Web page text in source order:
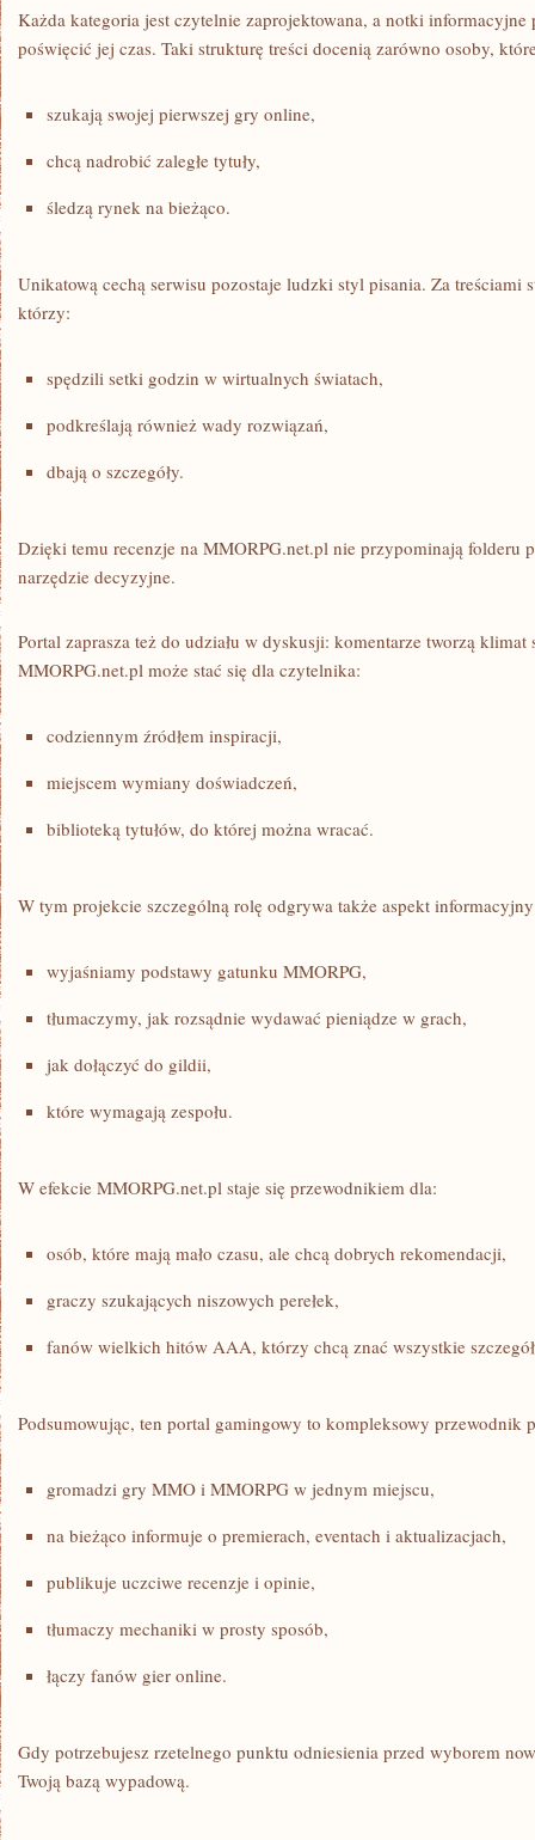
Każda kategoria jest czytelnie zaprojektowana, a notki
poświęcić jej czas. Taki strukturę treści docenią zarówno osoby,
szukają swojej pierwszej gry online,
chcą nadrobić zaległe tytuły,
śledzą rynek na bieżąco.
Unikatową cechą serwisu pozostaje ludzki styl pisania. Za treściami
którzy:
spędzili setki godzin w wirtualnych światach,
podkreślają również wady rozwiązań,
dbają o szczegóły.
Dzięki temu recenzje na MMORPG.net.pl nie przypominają folderu
narzędzie decyzyjne.
Portal zaprasza też do udziału w dyskusji: komentarze tworzą klimat
MMORPG.net.pl może stać się dla czytelnika:
codziennym źródłem inspiracji,
miejscem wymiany doświadczeń,
biblioteką tytułów, do której można wracać.
W tym projekcie szczególną rolę odgrywa także aspekt
wyjaśniamy podstawy gatunku MMORPG,
tłumaczymy, jak rozsądnie wydawać pieniądze w grach,
jak dołączyć do gildii,
które wymagają zespołu.
W efekcie MMORPG.net.pl staje się przewodnikiem dla:
osób, które mają mało czasu, ale chcą dobrych rekomendacji,
graczy szukających niszowych perełek,
fanów wielkich hitów AAA, którzy chcą znać wszystkie
Podsumowując, ten portal gamingowy to kompleksowy przewodnik
gromadzi gry MMO i MMORPG w jednym miejscu,
na bieżąco informuje o premierach, eventach i aktualizacjach,
publikuje uczciwe recenzje i opinie,
tłumaczy mechaniki w prosty sposób,
łączy fanów gier online.
Gdy potrzebujesz rzetelnego punktu odniesienia przed wyborem
Twoją bazą wypadową.